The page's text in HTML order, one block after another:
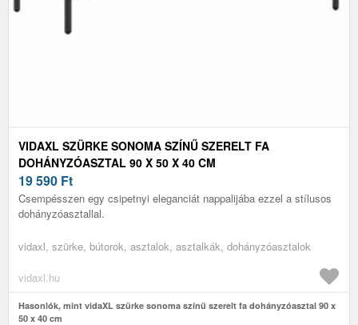
VIDAXL SZÜRKE SONOMA SZÍNŰ SZERELT FA
DOHÁNYZÓASZTAL 90 X 50 X 40 CM
19 590 Ft
Csempésszen egy csipetnyi eleganciát nappalijába ezzel a stílusos
dohányzóasztallal.
vidaxl, szürke, bútorok, asztalok, asztalkák, dohányzóasztalok
vidaxl.hu
Hasonlók, mint vidaXL szürke sonoma színű szerelt fa dohányzóasztal 90 x
50 x 40 cm